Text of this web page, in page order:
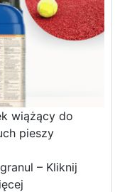
wiążący do
pieszy
– Kliknij